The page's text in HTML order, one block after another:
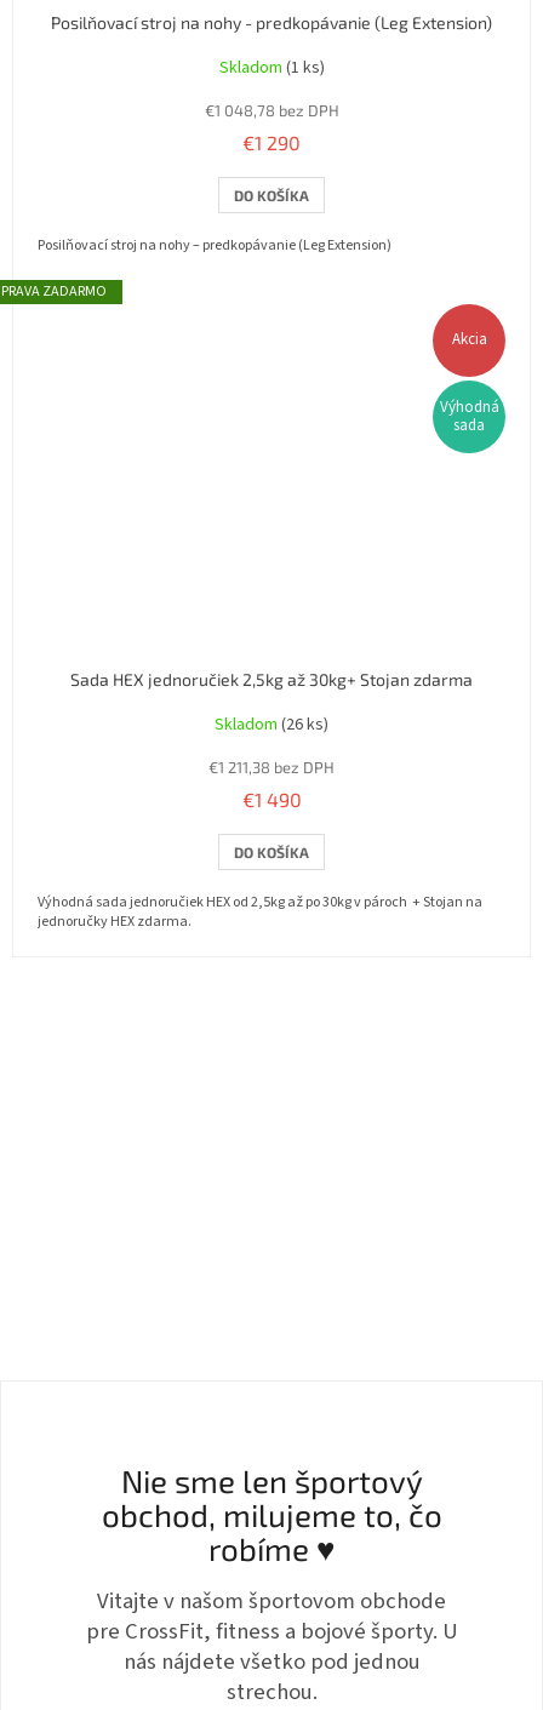
Posilňovací stroj na nohy - predkopávanie (Leg Extension)
Skladom (1 ks)
€1 048,78 bez DPH
€1 290
DO KOŠÍKA
Posilňovací stroj na nohy – predkopávanie (Leg Extension)
Akcia
Výhodná
sada
ZADARMO
Sada HEX jednoručiek 2,5kg až 30kg+ Stojan zdarma
Skladom (26 ks)
€1 211,38 bez DPH
€1 490
DO KOŠÍKA
Výhodná sada jednoručiek HEX od 2,5kg až po 30kg v pároch + Stojan na
jednoručky HEX zdarma.
Nie sme len športový
obchod, milujeme to, čo
robíme ♥
Vitajte v našom športovom obchode
pre CrossFit, fitness a bojové športy. U
nás nájdete všetko pod jednou
strechou.